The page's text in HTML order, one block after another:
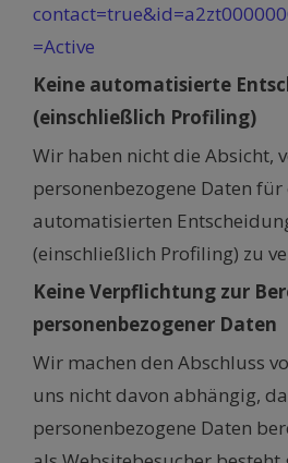
=Active
Keine automatisierte
(einschließlich Profiling)
Wir haben nicht die Absicht,
personenbezogene Daten
automatisierten
(einschließlich Profiling) zu
Keine Verpflichtung zur
personenbezogener Daten
Wir machen den Abschluss
uns nicht davon abhängig,
personenbezogene Daten